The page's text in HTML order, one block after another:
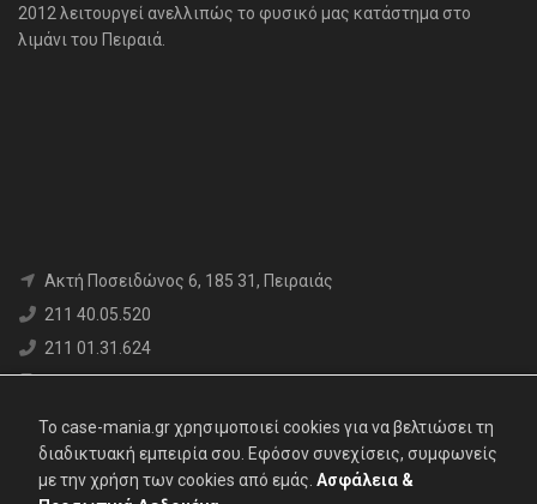
2012 λειτουργεί ανελλιπώς το φυσικό μας κατάστημα στο
λιμάνι του Πειραιά.
Aκτή Ποσειδώνος 6, 185 31, Πειραιάς
211 40.05.520
211 01.31.624
6980 71.17.12
info@case-mania.gr
Α.Φ.Μ. : 800376552 | Αρ. ΓΕΜΗ: 119062907000
To case-mania.gr χρησιμοποιεί cookies για να βελτιώσει τη
διαδικτυακή εμπειρία σου. Εφόσον συνεχίσεις, συμφωνείς
με την χρήση των cookies από εμάς. Ασφάλεια &